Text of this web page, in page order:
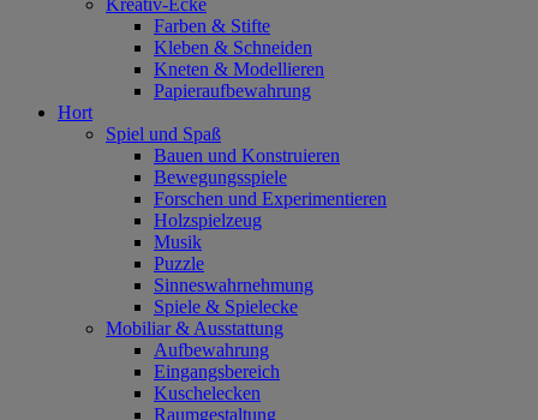
Kreativ-Ecke
Farben & Stifte
Kleben & Schneiden
Kneten & Modellieren
Papieraufbewahrung
Hort
Spiel und Spaß
Bauen und Konstruieren
Bewegungsspiele
Forschen und Experimentieren
Holzspielzeug
Musik
Puzzle
Sinneswahrnehmung
Spiele & Spielecke
Mobiliar & Ausstattung
Aufbewahrung
Eingangsbereich
Kuschelecken
Raumgestaltung